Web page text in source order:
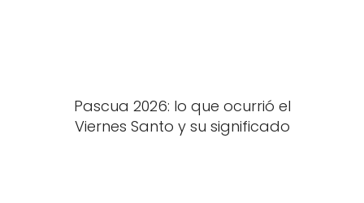
Pascua 2026: lo que ocurrió el
Viernes Santo y su significado